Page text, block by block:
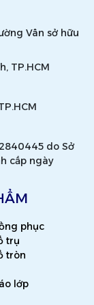
Vân sở hữu
TP.HCM
do Sở
cấp ngày
phục
trụ
tròn
lớp